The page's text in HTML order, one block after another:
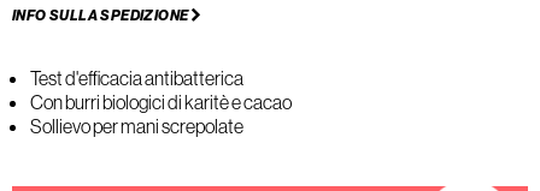
INFO SULLA SPEDIZIONE
Test d'efficacia antibatterica
Con burri biologici di karitè e cacao
Sollievo per mani screpolate